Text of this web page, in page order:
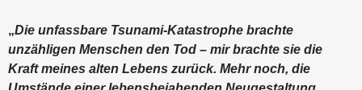
„Die unfassbare Tsunami-Katastrophe brachte
unzähligen Menschen den Tod – mir brachte sie die
Kraft meines alten Lebens zurück. Mehr noch, die